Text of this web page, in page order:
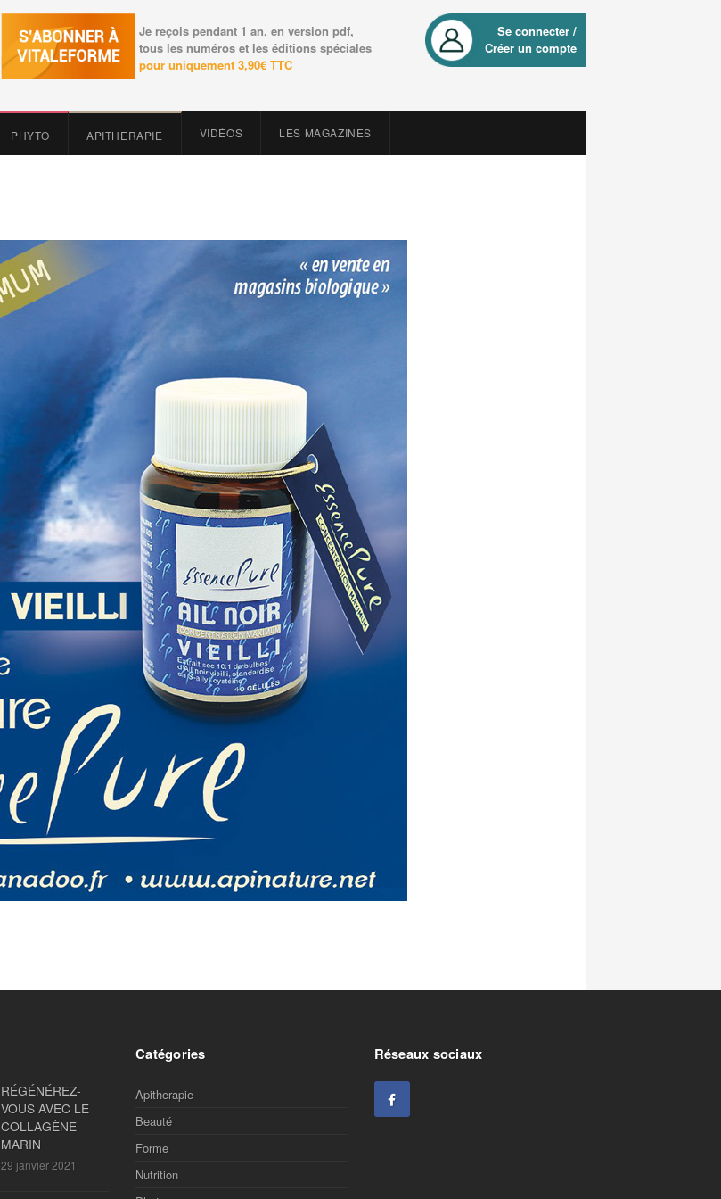
Je reçois pendant 1 an, en version pdf,
tous les numéros et les éditions spéciales
pour uniquement 3,90€ TTC
Se connecter /
Créer un compte
PHYTO APITHERAPIE VIDÉOS LES MAGAZINES
RÉGÉNÉREZ-
VOUS AVEC LE
COLLAGÈNE
MARIN
29 janvier 2021
Catégories
Apitherapie
Beauté
Forme
Nutrition
Réseaux sociaux